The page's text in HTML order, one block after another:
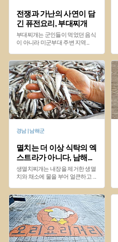
전쟁과 가난의 사연이 담
긴 퓨전요리, 부대찌개
부대찌개는 군인들이 먹었던 음식
이 아니라 미군부대 주변 지역 ...
경남 | 남해군
멸치는 더 이상 식탁의 엑
스트라가 아니다, 남해 ...
생멸치찌개는 내장을 제거한 생멸
치와 채소에 물을 부어 얼큰하고 ...